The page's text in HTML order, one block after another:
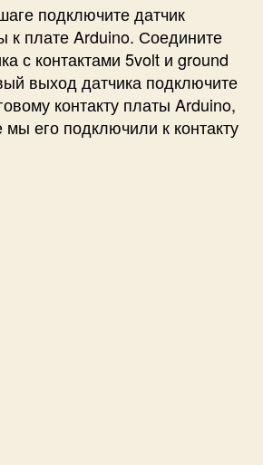
подключите датчик
к плате Arduino. Соедините
с контактами 5volt и ground
выход датчика подключите
контакту платы Arduino,
его подключили к контакту